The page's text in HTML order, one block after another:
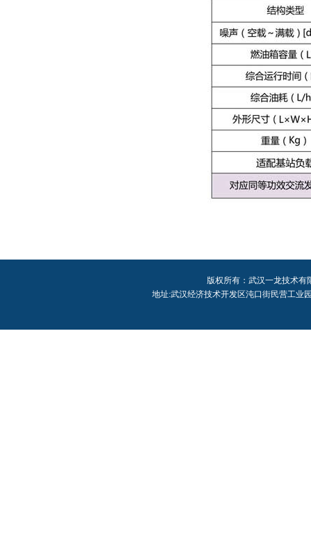
版权所有：武汉一龙技术有
地址:武汉经济技术开发区沌口街民营工业